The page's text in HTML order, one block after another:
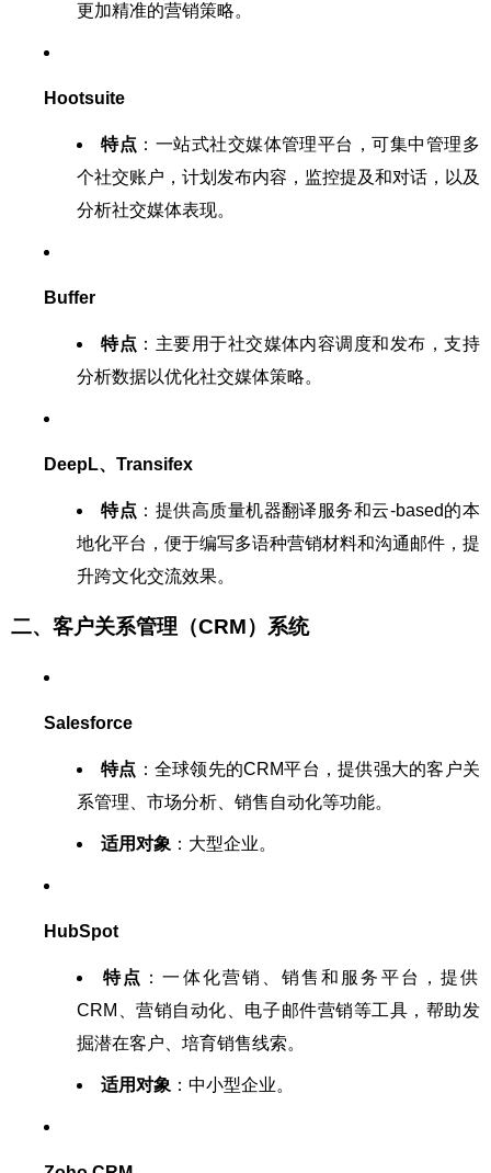
更加精准的营销策略。
Hootsuite
特点 ：一站式社交媒体管理平台，可集中管理多
个社交账户，计划发布内容，监控提及和对话，以及
分析社交媒体表现。
Buffer
特点 ：主要用于社交媒体内容调度和发布，支持
分析数据以优化社交媒体策略。
DeepL、Transifex
特点 ：提供高质量机器翻译服务和云-based的本
地化平台，便于编写多语种营销材料和沟通邮件，提
升跨文化交流效果。
二、客户关系管理（CRM）系统
Salesforce
特点 ：全球领先的CRM平台，提供强大的客户关
系管理、市场分析、销售自动化等功能。
适用对象 ：大型企业。
HubSpot
特点 ：一体化营销、销售和服务平台，提供
CRM、营销自动化、电子邮件营销等工具，帮助发
掘潜在客户、培育销售线索。
适用对象 ：中小型企业。